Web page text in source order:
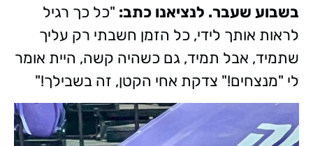
בשבוע שעבר. לנציאנו כתב: "כל כך רגיל
לראות אותך לידי, כל הזמן חשבתי רק עליך
שתמיד, אבל תמיד, גם כשהיה קשה, היית אומר
לי "מנצחים!" צדקת אחי הקטן, זה בשבילך!"